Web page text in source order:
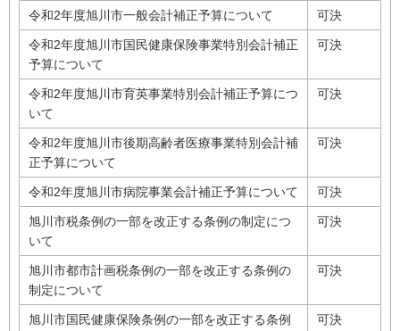
令和2年度旭川市一般会計補正予算について 可決
令和2年度旭川市国民健康保険事業特別会計補正
予算について
可決
令和2年度旭川市育英事業特別会計補正予算につ
いて
可決
令和2年度旭川市後期高齢者医療事業特別会計補
正予算について
可決
令和2年度旭川市病院事業会計補正予算について 可決
旭川市税条例の一部を改正する条例の制定につ
いて
可決
旭川市都市計画税条例の一部を改正する条例の
制定について
可決
旭川市国民健康保険条例の一部を改正する条例
可決